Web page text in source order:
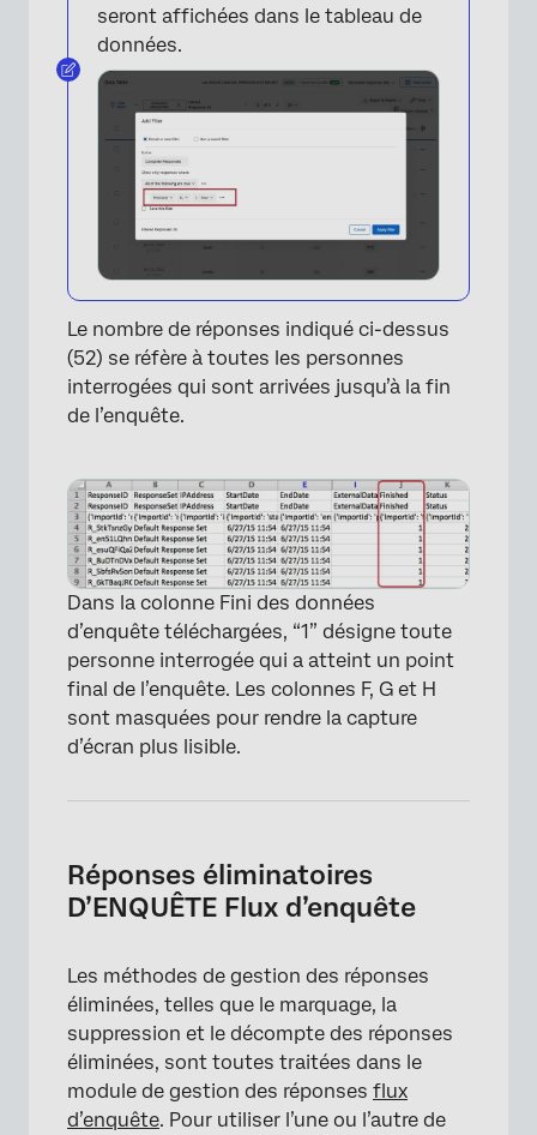
seront affichées dans le tableau de
données.
Le nombre de réponses indiqué ci-dessus
(52) se réfère à toutes les personnes
interrogées qui sont arrivées jusqu’à la fin
de l’enquête.
Dans la colonne Fini des données
d’enquête téléchargées, “1” désigne toute
personne interrogée qui a atteint un point
final de l’enquête. Les colonnes F, G et H
sont masquées pour rendre la capture
d’écran plus lisible.
Réponses éliminatoires
D’ENQUÊTE Flux d’enquête
Les méthodes de gestion des réponses
éliminées, telles que le marquage, la
suppression et le décompte des réponses
éliminées, sont toutes traitées dans le
module de gestion des réponses flux
d’enquête. Pour utiliser l’une ou l’autre de